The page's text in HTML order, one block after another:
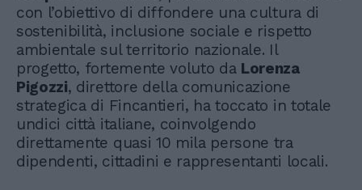
con l’obiettivo di diffondere una cultura di
sostenibilità, inclusione sociale e rispetto
ambientale sul territorio nazionale. Il
progetto, fortemente voluto da Lorenza
Pigozzi, direttore della comunicazione
strategica di Fincantieri, ha toccato in totale
undici città italiane, coinvolgendo
direttamente quasi 10 mila persone tra
dipendenti, cittadini e rappresentanti locali.